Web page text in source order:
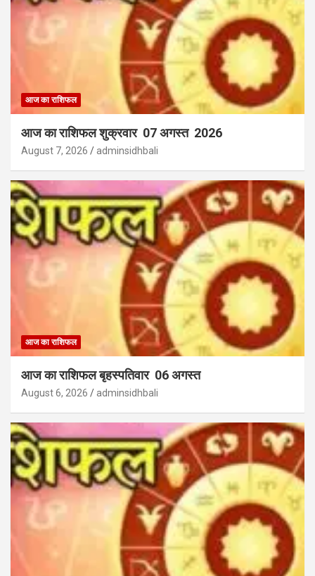
आज का राशिफल
आज का राशिफल शुक्रवार 07 अगस्त 2026
August 7, 2026 adminsidhbali
आज का राशिफल
आज का राशिफल बृहस्पतिवार 06 अगस्त
August 6, 2026 adminsidhbali